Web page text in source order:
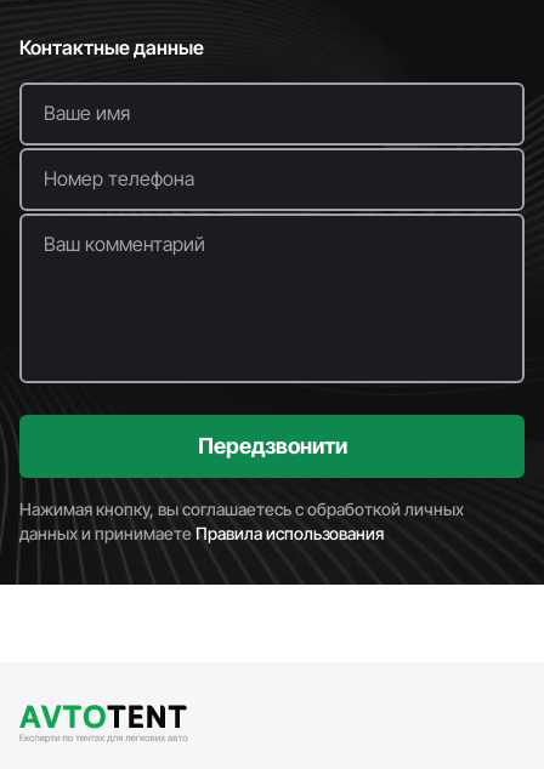
Контактные данные
Ваше имя
Номер телефона
Ваш комментарий
Передзвонити
Нажимая кнопку, вы соглашаетесь с обработкой личных
данных и принимаетеПравила использования